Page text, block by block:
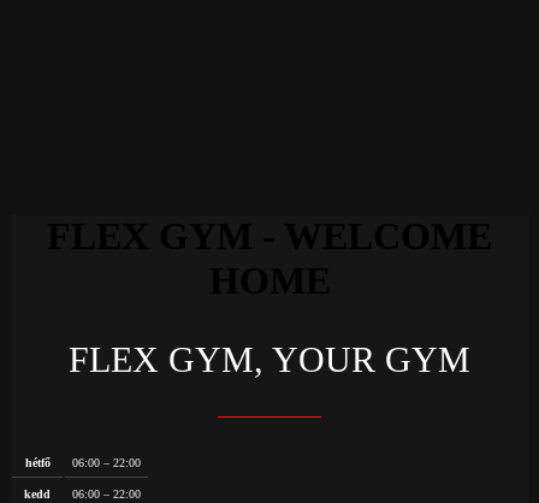
FLEX GYM, YOUR GYM
hétfő 06:00 – 22:00
kedd 06:00 – 22:00